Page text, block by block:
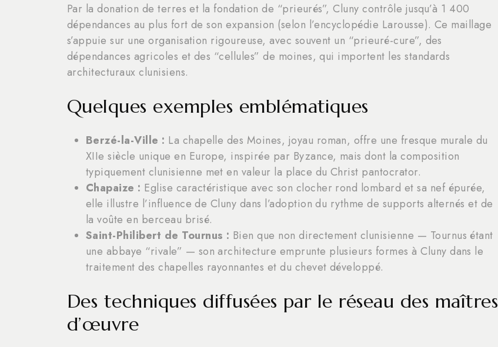
Par la donation de terres et la fondation de “prieurés”, Cluny contrôle jusqu’à 1 400
dépendances au plus fort de son expansion (selon l’encyclopédie Larousse). Ce maillage
s’appuie sur une organisation rigoureuse, avec souvent un “prieuré-cure”, des
dépendances agricoles et des “cellules” de moines, qui importent les standards
architecturaux clunisiens.
Quelques exemples emblématiques
Berzé-la-Ville : La chapelle des Moines, joyau roman, offre une fresque murale du
XIIe siècle unique en Europe, inspirée par Byzance, mais dont la composition
typiquement clunisienne met en valeur la place du Christ pantocrator.
Chapaize : Eglise caractéristique avec son clocher rond lombard et sa nef épurée,
elle illustre l’influence de Cluny dans l’adoption du rythme de supports alternés et de
la voûte en berceau brisé.
Saint-Philibert de Tournus : Bien que non directement clunisienne — Tournus étant
une abbaye “rivale” — son architecture emprunte plusieurs formes à Cluny dans le
traitement des chapelles rayonnantes et du chevet développé.
Des techniques diffusées par le réseau des maîtres
d’œuvre